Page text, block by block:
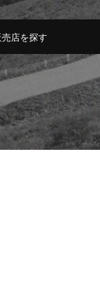
店を探す